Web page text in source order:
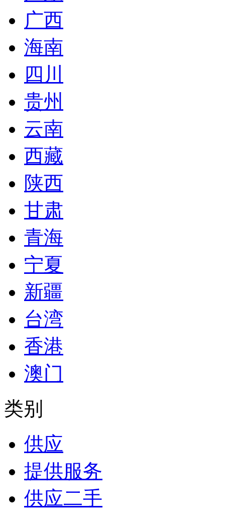
广西
海南
四川
贵州
云南
西藏
陕西
甘肃
青海
宁夏
新疆
台湾
香港
澳门
类别
供应
提供服务
供应二手